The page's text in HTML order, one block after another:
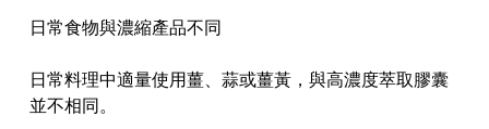
日常食物與濃縮產品不同
日常料理中適量使用薑、蒜或薑黃，與高濃度萃取膠囊
並不相同。